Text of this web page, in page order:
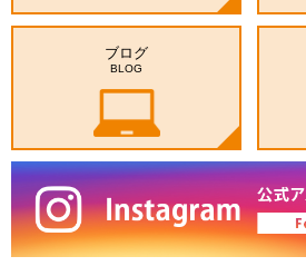
ブログ
BLOG